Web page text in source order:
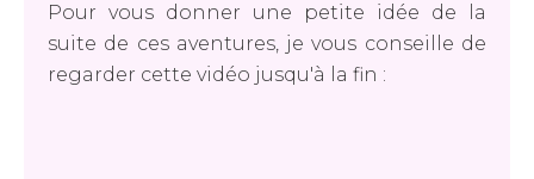
Pour vous donner une petite idée de la
suite de ces aventures, je vous conseille de
regarder cette vidéo jusqu'à la fin :